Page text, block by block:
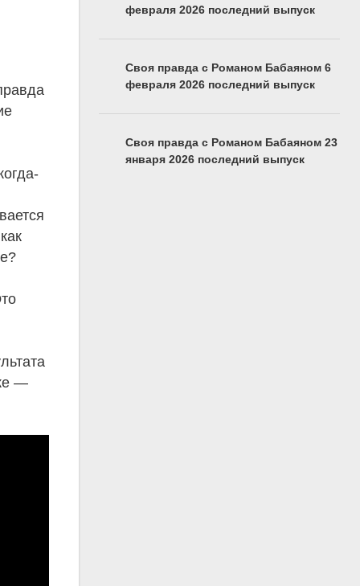
—
февраля 2026 последний выпуск
Своя правда с Романом Бабаяном 6
февраля 2026 последний выпуск
Своя правда с Романом Бабаяном 23
января 2026 последний выпуск